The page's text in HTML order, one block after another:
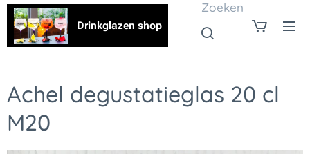
Drinkglazen shop
Zoeken
Achel degustatieglas 20 cl
M20